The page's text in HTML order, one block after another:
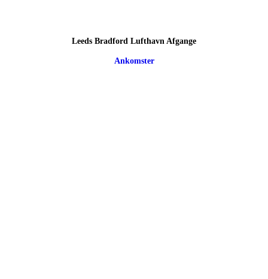
Leeds Bradford Lufthavn Afgange
Ankomster